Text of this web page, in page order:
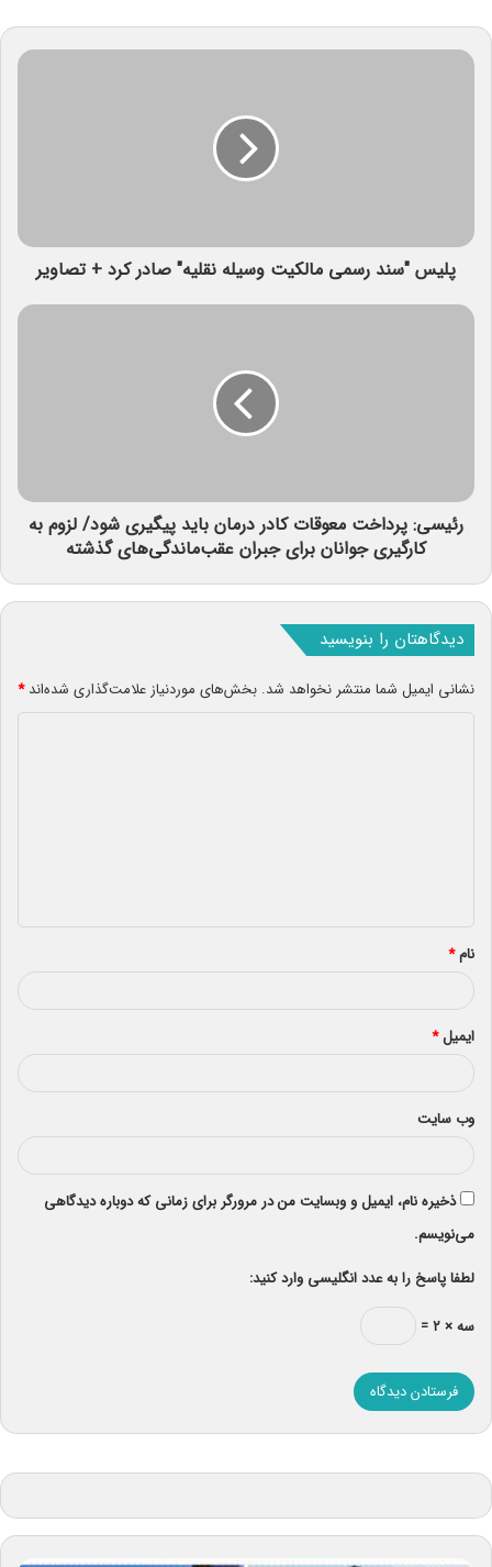
پلیس "سند رسمی مالکیت وسیله نقلیه" صادر کرد + تصاویر
رئیسی: پرداخت معوقات کادر درمان باید پیگیری شود/ لزوم به
کارگیری جوانان برای جبران عقب‌ماندگی‌های گذشته
دیدگاهتان را بنویسید
نشانی ایمیل شما منتشر نخواهد شد. بخش‌های موردنیاز علامت‌گذاری شده‌اند*
*
نام*
ایمیل*
وب‌ سایت
ذخیره نام، ایمیل و وبسایت من در مرورگر برای زمانی که دوباره دیدگاهی
می‌نویسم.
لطفا پاسخ را به عدد انگلیسی وارد کنید:
سه × ۲ =